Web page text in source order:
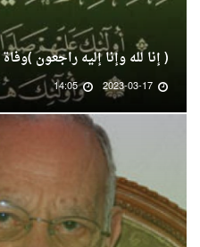
( إنا لله وإنا إليه راجعون
2023-03-17
14:05